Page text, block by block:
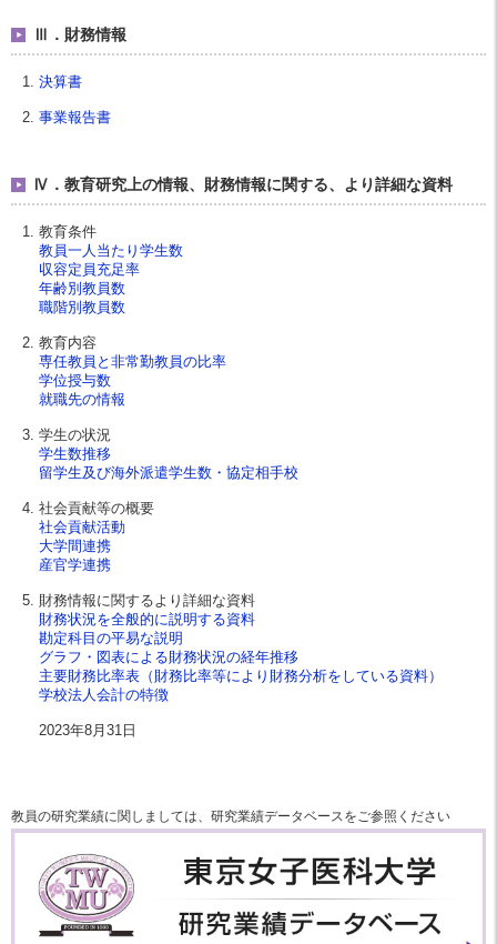
Ⅲ．財務情報
決算書
事業報告書
Ⅳ．教育研究上の情報、財務情報に関する、より詳細な資料
教育条件
教員一人当たり学生数
収容定員充足率
年齢別教員数
職階別教員数
教育内容
専任教員と非常勤教員の比率
学位授与数
就職先の情報
学生の状況
学生数推移
留学生及び海外派遣学生数・協定相手校
社会貢献等の概要
社会貢献活動
大学間連携
産官学連携
財務情報に関するより詳細な資料
財務状況を全般的に説明する資料
勘定科目の平易な説明
グラフ・図表による財務状況の経年推移
主要財務比率表（財務比率等により財務分析をしている資料）
学校法人会計の特徴
2023年8月31日
教員の研究業績に関しましては、研究業績データベースをご参照ください